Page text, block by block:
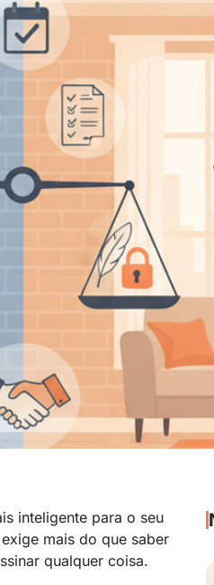
inteligente para o seu
mais do que saber
qualquer coisa.